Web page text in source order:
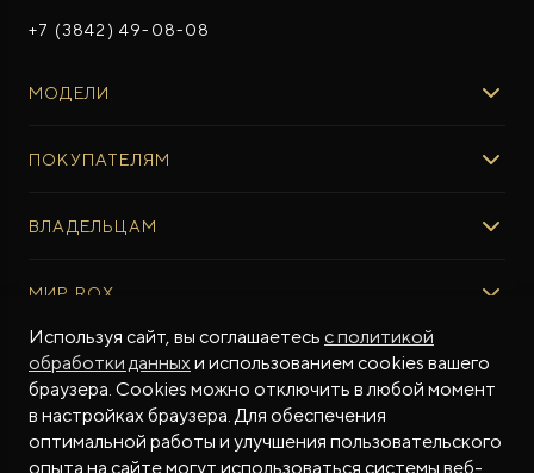
+7 (3842) 49-08-08
МОДЕЛИ
ROX ADAMAS
ПОКУПАТЕЛЯМ
Авто в наличии
Тест-драйв
Специальные предложения
ФИНАНСЫ И УСЛУГИ
Финансовые программы
Рассчитать кредит
Трейд-ин
ВЛАДЕЛЬЦАМ
Регламент ТО
Программное обеспечение
ПОДДЕРЖКА
Гарантия производителя
Контракт гарантийной поддержки
МИР ROX
О БРЕНДЕ
Бренд ROX
Дизайн Pininfarina
СМИ о нас
МЫ В СОЦСЕТЯХ
Используя сайт, вы соглашаетесь с политикой
обработки данныхи использованием cookies вашего
браузера. Cookies можно отключить в любой момент
в настройках браузера. Для обеспечения
оптимальной работы и улучшения пользовательского
опыта на сайте могут использоваться системы веб-